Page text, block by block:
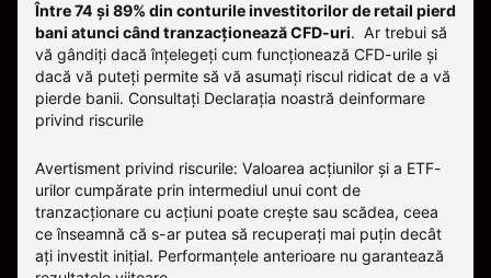
Între 74 și 89% din conturile investitorilor de retail pierd
bani atunci când tranzacționează CFD-uri. Ar trebui să
vă gândiți dacă înțelegeți cum funcționează CFD-urile și
dacă vă puteți permite să vă asumați riscul ridicat de a vă
pierde banii. Consultați Declarația noastră deinformare
privind riscurile
Avertisment privind riscurile: Valoarea acțiunilor și a ETF-
urilor cumpărate prin intermediul unui cont de
tranzacționare cu acțiuni poate crește sau scădea, ceea
ce înseamnă că s-ar putea să recuperați mai puțin decât
ați investit inițial. Performanțele anterioare nu garantează